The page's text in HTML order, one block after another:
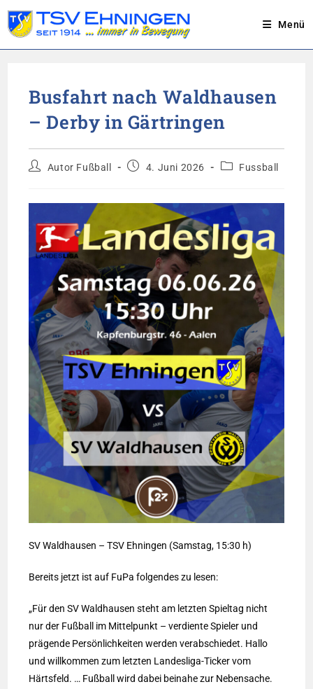
springen
Menü
Busfahrt nach Waldhausen
– Derby in Gärtringen
Beitrags-
Autor Fußball
Beitrag4. Juni 2026
Beitrags-
Fussball
SV Waldhausen – TSV Ehningen (Samstag, 15:30 h)
Bereits jetzt ist auf FuPa folgendes zu lesen:
„Für den SV Waldhausen steht am letzten Spieltag nicht
nur der Fußball im Mittelpunkt – verdiente Spieler und
prägende Persönlichkeiten werden verabschiedet. Hallo
und willkommen zum letzten Landesliga-Ticker vom
Härtsfeld. … Fußball wird dabei beinahe zur Nebensache.